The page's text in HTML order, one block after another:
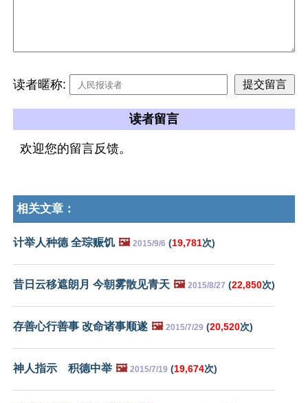
读者暱称:
读者留言
欢迎您的留言反馈。
相关文章：
计举人种德 全琮赈饥 🖼️ 2015/9/6 (19,781次)
昔日云移遮朗月 今朝雾散见青天 🖼️ 2015/8/27 (22,850次)
存善心行善事 改命诸事顺遂 🖼️ 2015/7/29 (20,520次)
神人指示 积德中举 🖼️ 2015/7/19 (19,674次)